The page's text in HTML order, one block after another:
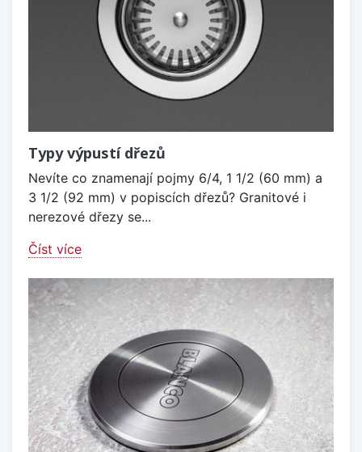
Typy výpustí dřezů
Nevíte co znamenají pojmy 6/4, 1 1/2 (60 mm) a
3 1/2 (92 mm) v popiscích dřezů? Granitové i
nerezové dřezy se...
Číst více